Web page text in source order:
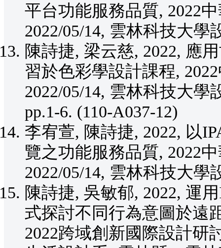
平台功能服務品質, 2022
2022/05/14, 雲林科技大
陳詩捷, 梁云慈, 2022, 應
習於色彩學設計課程,
2022/05/14, 雲林科技大
pp.1-6. (110-A037-12)
李宥萱, 陳詩捷, 2022, 以
覽之功能服務品質, 2022
2022/05/14, 雲林科技大
陳詩捷, 吳敏郁, 2022, 運
式探討不同行為意圖於遠
2022跨域創新國際設計研